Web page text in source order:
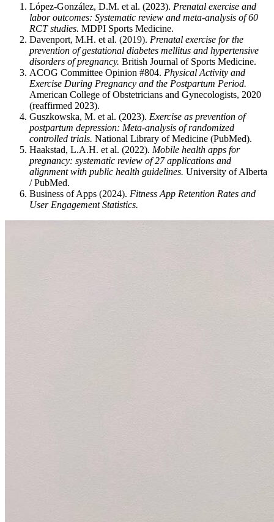
López-González, D.M. et al. (2023). Prenatal exercise and
labor outcomes: Systematic review and meta-analysis of 60
RCT studies. MDPI Sports Medicine.
Davenport, M.H. et al. (2019). Prenatal exercise for the
prevention of gestational diabetes mellitus and hypertensive
disorders of pregnancy. British Journal of Sports Medicine.
ACOG Committee Opinion #804. Physical Activity and
Exercise During Pregnancy and the Postpartum Period.
American College of Obstetricians and Gynecologists, 2020
(reaffirmed 2023).
Guszkowska, M. et al. (2023). Exercise as prevention of
postpartum depression: Meta-analysis of randomized
controlled trials. National Library of Medicine (PubMed).
Haakstad, L.A.H. et al. (2022). Mobile health apps for
pregnancy: systematic review of 27 applications and
alignment with public health guidelines. University of Alberta
/ PubMed.
Business of Apps (2024). Fitness App Retention Rates and
User Engagement Statistics.